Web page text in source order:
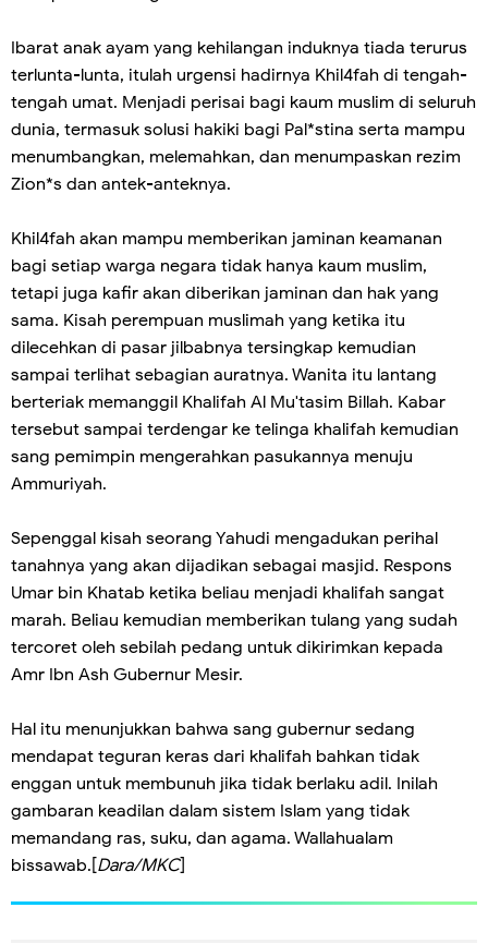
Ibarat anak ayam yang kehilangan induknya tiada terurus
terlunta-lunta, itulah urgensi hadirnya Khil4fah di tengah-
tengah umat. Menjadi perisai bagi kaum muslim di seluruh
dunia, termasuk solusi hakiki bagi Pal*stina serta mampu
menumbangkan, melemahkan, dan menumpaskan rezim
Zion*s dan antek-anteknya.
Khil4fah akan mampu memberikan jaminan keamanan
bagi setiap warga negara tidak hanya kaum muslim,
tetapi juga kafir akan diberikan jaminan dan hak yang
sama. Kisah perempuan muslimah yang ketika itu
dilecehkan di pasar jilbabnya tersingkap kemudian
sampai terlihat sebagian auratnya. Wanita itu lantang
berteriak memanggil Khalifah Al Mu'tasim Billah. Kabar
tersebut sampai terdengar ke telinga khalifah kemudian
sang pemimpin mengerahkan pasukannya menuju
Ammuriyah.
Sepenggal kisah seorang Yahudi mengadukan perihal
tanahnya yang akan dijadikan sebagai masjid. Respons
Umar bin Khatab ketika beliau menjadi khalifah sangat
marah. Beliau kemudian memberikan tulang yang sudah
tercoret oleh sebilah pedang untuk dikirimkan kepada
Amr Ibn Ash Gubernur Mesir.
Hal itu menunjukkan bahwa sang gubernur sedang
mendapat teguran keras dari khalifah bahkan tidak
enggan untuk membunuh jika tidak berlaku adil. Inilah
gambaran keadilan dalam sistem Islam yang tidak
memandang ras, suku, dan agama. Wallahualam
bissawab.[Dara/MKC]